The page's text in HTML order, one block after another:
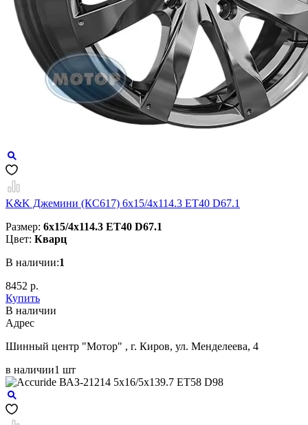
K&K Джемини (КС617) 6x15/4x114.3 ET40 D67.1
Размер: 6x15/4x114.3 ET40 D67.1
Цвет: Кварц
В наличии:1
8452 р.
Купить
В наличии
Aдрес
Шинный центр "Мотор" , г. Киров, ул. Менделеева, 4
в наличии1 шт